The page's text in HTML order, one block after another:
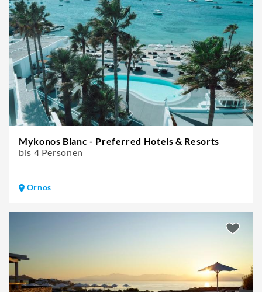
Mykonos Blanc - Preferred Hotels & Resorts
bis 4 Personen
Ornos